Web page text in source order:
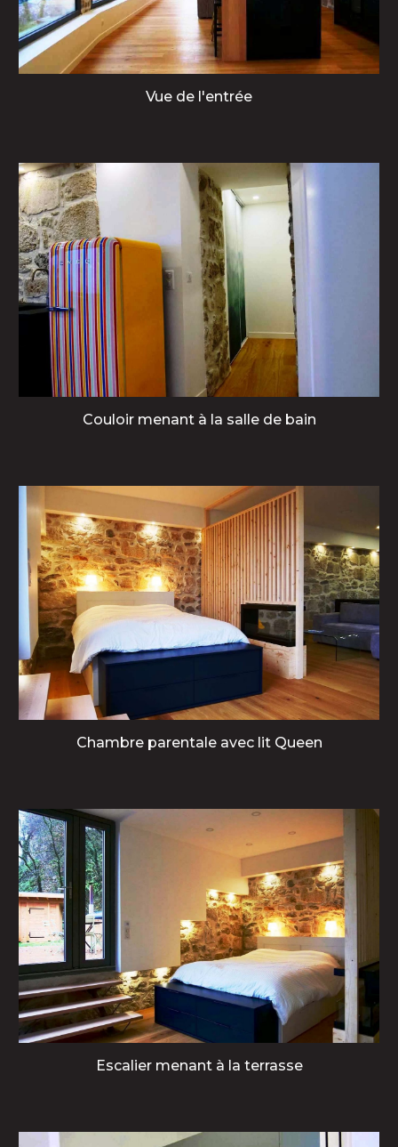
Vue de l'entrée
Couloir menant à la salle de bain
Chambre parentale avec lit Queen
Escalier menant à la terrasse